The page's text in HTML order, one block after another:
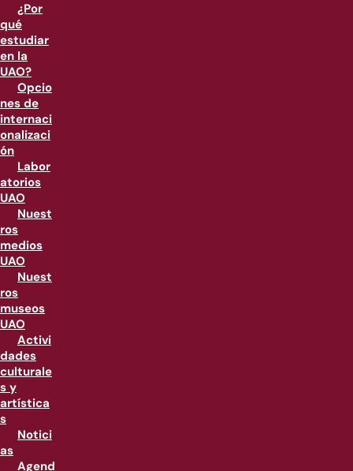
¿Por
qué
estudiar
en la
UAO?
Opcio
nes de
internaci
onalizaci
ón
Labor
atorios
UAO
Nuest
ros
medios
UAO
Nuest
ros
museos
UAO
Activi
dades
culturale
s y
artística
s
Notici
as
Agend